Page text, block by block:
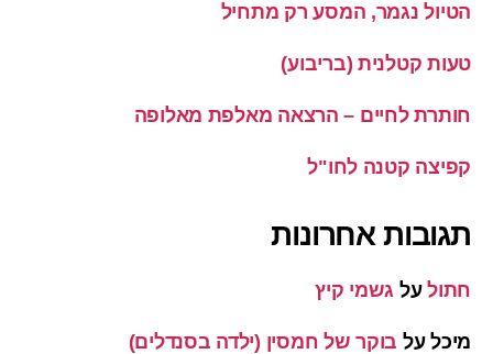
הטיול נגמר, המסע רק מתחיל
טעות קטלנית (בריבוע)
חותרת לחיים – הרצאה מאלפת מאלופה
קפיצה קטנה לחו"ל
תגובות אחרונות
חתולעל גשמי קיץ
מיכלעל בוקר של חמסין (ילדה בסנדלים)